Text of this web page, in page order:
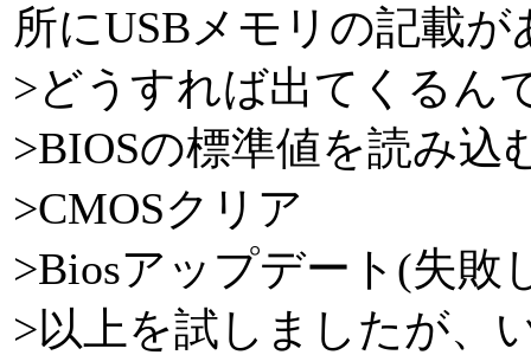
所にUSBメモリの記載
>どうすれば出てくるん
>BIOSの標準値を読み込
>CMOSクリア
>Biosアップデート(失敗
>以上を試しましたが、